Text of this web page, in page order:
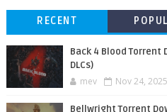
RECENT
Back 4 Blood Torrent
DLCs)
mev Nov 24, 2025
Bellwright Torrent